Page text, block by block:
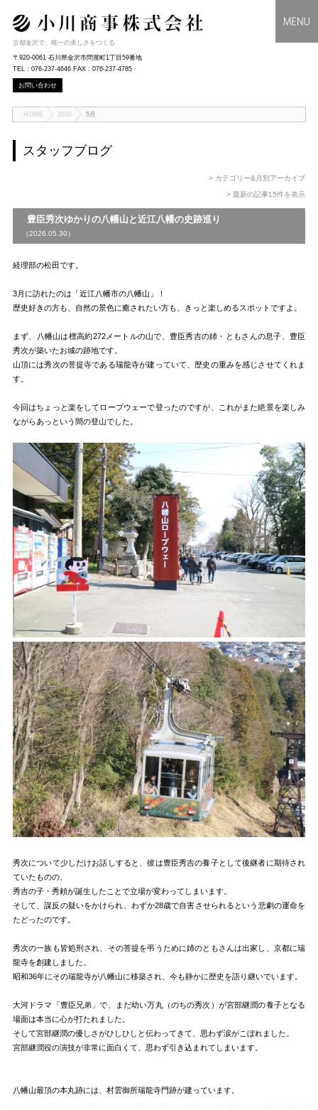
古都金沢で、唯一の美しさをつくる
〒920-0061 石川県金沢市問屋町1丁目59番地
TEL : 076-237-4646 FAX : 076-237-4785
お問い合わせ
HOME 2026 5月
スタッフブログ
> カテゴリー&月別アーカイブ
> 最新の記事15件を表示
豊臣秀次ゆかりの八幡山と近江八幡の史跡巡り
（2026.05.30）
経理部の松田です。
3月に訪れたのは「近江八幡市の八幡山」！
歴史好きの方も、自然の景色に癒されたい方も、きっと楽しめるスポットですよ。
まず、八幡山は標高約272メートルの山で、豊臣秀吉の姉・ともさんの息子、豊臣
秀次が築いたお城の跡地です。
山頂には秀次の菩提寺である瑞龍寺が建っていて、歴史の重みを感じさせてくれま
す。
今回はちょっと楽をしてロープウェーで登ったのですが、これがまた絶景を楽しみ
ながらあっという間の登山でした。
秀次について少しだけお話しすると、彼は豊臣秀吉の養子として後継者に期待され
ていたものの、
秀吉の子・秀頼が誕生したことで立場が変わってしまいます。
そして、謀反の疑いをかけられ、わずか28歳で自害させられるという悲劇の運命を
たどったのです。
秀次の一族も皆処刑され、その菩提を弔うために姉のともさんは出家し、京都に瑞
龍寺を創建しました。
昭和36年にその瑞龍寺が八幡山に移築され、今も静かに歴史を語り継いでいます。
大河ドラマ「豊臣兄弟」で、まだ幼い万丸（のちの秀次）が宮部継潤の養子となる
場面は本当に心が打たれました。
そして宮部継潤の優しさがひしひしと伝わってきて、思わず涙がこぼれました。
宮部継潤役の演技が非常に面白くて、思わず引き込まれてしまいます。
八幡山最頂の本丸跡には、村雲御所瑞龍寺門跡が建っています。